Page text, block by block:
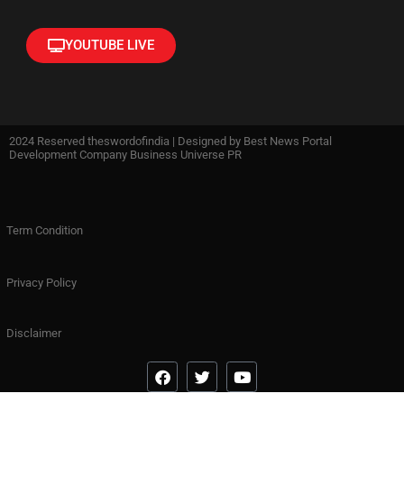
YOUTUBE LIVE
2024 Reserved theswordofindia | Designed by Best News Portal
Development Company Business Universe PR
Term Condition
Privacy Policy
Disclaimer